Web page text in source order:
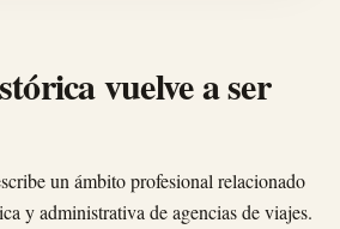
vuelve a ser
un ámbito profesional relacionado
y administrativa de agencias de viajes.